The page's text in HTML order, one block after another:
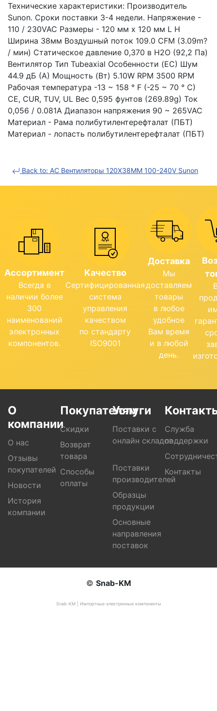
Технические характеристики: Производитель
Sunon. Сроки поставки 3-4 недели. Напряжение -
110 / 230VAC Размеры - 120 мм х 120 мм L H
Ширина 38мм Воздушный поток 109.0 CFM (3.09m?
/ мин) Статическое давление 0,370 в H2O (92,2 Па)
Вентилятор Тип Tubeaxial Особенности (EC) Шум
44.9 дБ (А) Мощность (Вт) 5.10W RPM 3500 RPM
Рабочая температура -13 ~ 158 ° F (-25 ~ 70 ° C)
CE, CUR, TUV, UL Вес 0,595 фунтов (269.89g) Ток
0,056 / 0.081A Диапазон напряжения 90 ~ 265VAC
Материал - Рама полибутилентерефталат (ПБТ)
Материал - лопасть полибутилентерефталат (ПБТ)
Back to: AC Вентиляторы 120X38MM 100-240V Sunon
Ассортимент
Всегда в
наличии более
300
наименований
электронных
компонентов.
Качество
Сертифицированная
система
управления
качеством
по стандарту
ISO9001
Доставка
Мы
доставляем
товары
в любое
удобное
Вам время
и в любой
день.
О
компании
О нас
Отзывы
покупателей
Новости
История
компании
Покупателям
Скидки
Возврат
товара
Способы
оплаты
Услуги
Поставки с
онлайн складов
Поставки
производителей
Образцы
продукции
Основные
направления
поставок
Служба
поддержки
Контакты
© Snab-KM
Snab-KM | Импортные электронные компоненты